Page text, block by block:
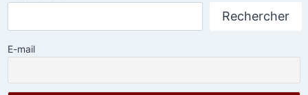
Rechercher
E-mail